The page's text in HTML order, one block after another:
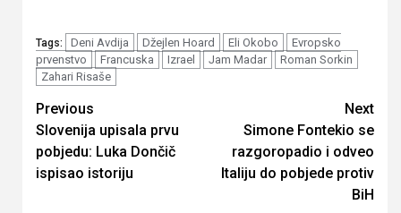
Tags: Deni Avdija Džejlen Hoard Eli Okobo
Evropsko
prvenstvo
Francuska Izrael Jam Madar
Roman Sorkin
Zahari Risaše
Continue
Reading
Previous
Slovenija upisala prvu
pobjedu: Luka Dončič
ispisao istoriju
Next
Simone Fontekio se
razgoropadio i odveo
Italiju do pobjede protiv
BiH